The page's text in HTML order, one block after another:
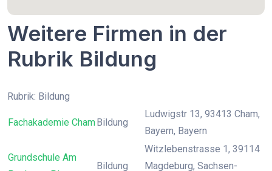
Weitere Firmen in der
Rubrik Bildung
Rubrik: Bildung
Fachakademie ChamBildung
Ludwigstr 13, 93413 Cham,
Bayern, Bayern
Grundschule Am
Bildung
Witzlebenstrasse 1, 39114
Magdeburg, Sachsen-